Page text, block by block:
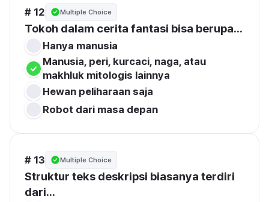
# 12 Multiple Choice
Tokoh dalam cerita fantasi bisa berupa...
Hanya manusia
Manusia, peri, kurcaci, naga, atau
makhluk mitologis lainnya
Hewan peliharaan saja
Robot dari masa depan
# 13 Multiple Choice
Struktur teks deskripsi biasanya terdiri
dari...